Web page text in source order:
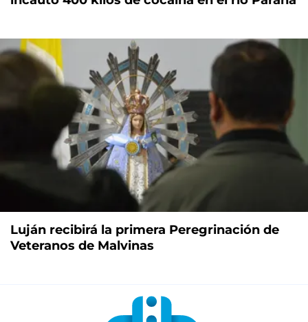
Luján recibirá la primera Peregrinación de
Veteranos de Malvinas